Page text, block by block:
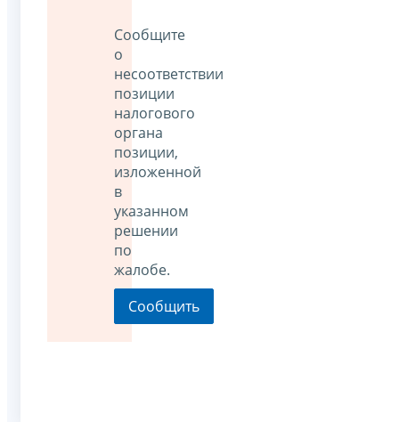
Сообщите
о
несоответствии
позиции
налогового
органа
позиции,
изложенной
в
указанном
решении
по
жалобе.